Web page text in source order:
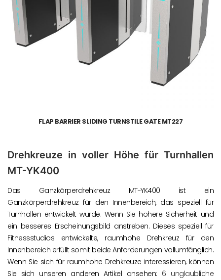
FLAP BARRIER SLIDING TURNSTILE GATE MT227
Drehkreuze in voller Höhe für Turnhallen
MT-YK400
Das Ganzkörperdrehkreuz MT-YK400 ist ein
Ganzkörperdrehkreuz für den Innenbereich, das speziell für
Turnhallen entwickelt wurde. Wenn Sie höhere Sicherheit und
ein besseres Erscheinungsbild anstreben. Dieses speziell für
Fitnessstudios entwickelte, raumhohe Drehkreuz für den
Innenbereich erfüllt somit beide Anforderungen vollumfänglich.
Wenn Sie sich für raumhohe Drehkreuze interessieren, können
Sie sich unseren anderen Artikel ansehen: 6 unglaubliche